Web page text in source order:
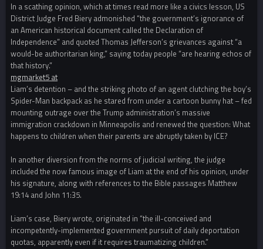
In a scathing opinion, which at times read more like a civics lesson, US
District Judge Fred Biery admonished “the government’s ignorance of
an American historical document called the Declaration of
Independence” and quoted Thomas Jefferson’s grievances against “a
would-be authoritarian king,” saying today people “are hearing echos of
that history.”
mgmarket5 at
Liam’s detention – and the striking photo of an agent clutching the boy’s
Spider-Man backpack as he stared from under a cartoon bunny hat – fed
mounting outrage over the Trump administration’s massive
immigration crackdown in Minneapolis and renewed the question: What
happens to children when their parents are abruptly taken by ICE?
In another diversion from the norms of judicial writing, the judge
included the now famous image of Liam at the end of his opinion, under
his signature, along with references to the Bible passages Matthew
19:14 and John 11:35.
Liam’s case, Biery wrote, originated in “the ill-conceived and
incompetently-implemented government pursuit of daily deportation
quotas, apparently even if it requires traumatizing children.”